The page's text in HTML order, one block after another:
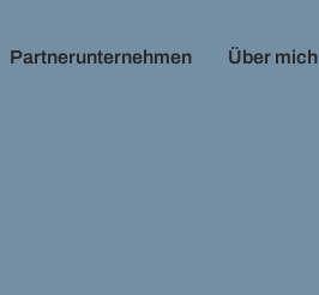
Partnerunternehmen Über mich